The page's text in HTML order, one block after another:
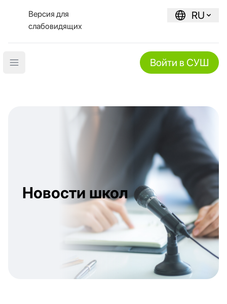
Версия для
слабовидящих
RU
Open main menu Войти в СУШ
Новости школ